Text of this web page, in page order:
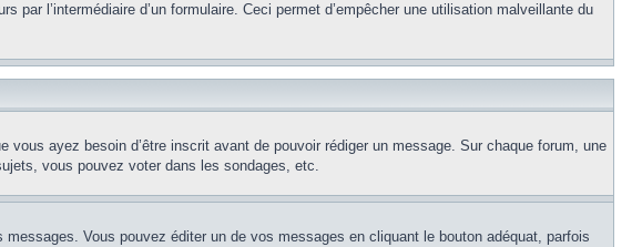
l’intermédiaire d’un formulaire. Ceci permet d’empêcher une utilisation malveillante du
ayez besoin d’être inscrit avant de pouvoir rédiger un message. Sur chaque forum, une
vous pouvez voter dans les sondages, etc.
Vous pouvez éditer un de vos messages en cliquant le bouton adéquat, parfois